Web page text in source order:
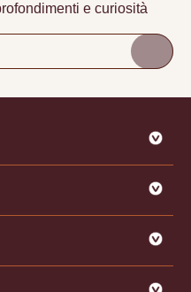
e curiosità
ITALIA